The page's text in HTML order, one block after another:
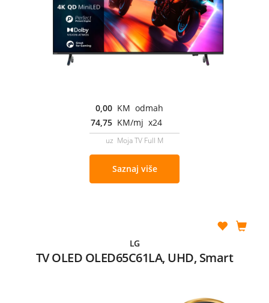
0,00 KM odmah
74,75 KM/mj x24
uz Moja TV Full M
Saznaj više
LG
TV OLED OLED65C61LA, UHD, Smart